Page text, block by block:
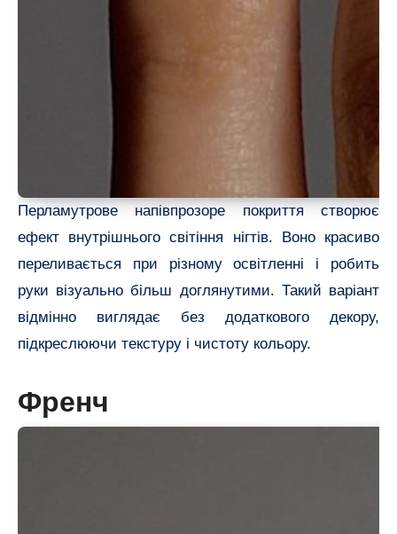
Перламутрове напівпрозоре покриття створює
ефект внутрішнього світіння нігтів. Воно красиво
переливається при різному освітленні і робить
руки візуально більш доглянутими. Такий варіант
відмінно виглядає без додаткового декору,
підкреслюючи текстуру і чистоту кольору.
Френч